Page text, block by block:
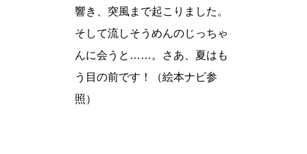
響き、突風まで起こりました。
そして流しそうめんのじっちゃ
んに会うと……。さあ、夏はも
う目の前です！（絵本ナビ参
照）